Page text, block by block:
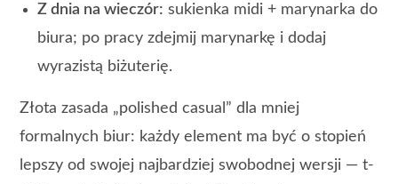
Z dnia na wieczór: sukienka midi + marynarka do
biura; po pracy zdejmij marynarkę i dodaj
wyrazistą biżuterię.
Złota zasada „polished casual” dla mniej
formalnych biur: każdy element ma być o stopień
lepszy od swojej najbardziej swobodnej wersji — t-